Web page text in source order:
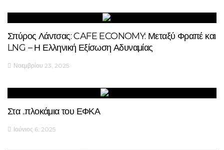
Σπύρος Λάντσας: CAFE ECONOMY: Μεταξύ Φραπέ και
LNG – Η Ελληνική Εξίσωση Αδυναμίας
Νοεμβρίου 23, 2025
Στα ..πλοκάμια του ΕΦΚΑ
Ιούνιος 6, 2025